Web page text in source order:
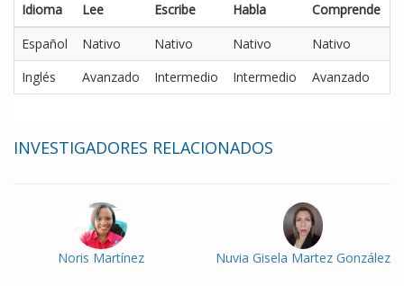
Idioma Lee Escribe Habla
Comprende
Español
Nativo Nativo Nativo
Nativo
Inglés
Avanzado Intermedio Intermedio Avanzado
INVESTIGADORES RELACIONADOS
Noris Martínez Nuvia Gisela Martez González